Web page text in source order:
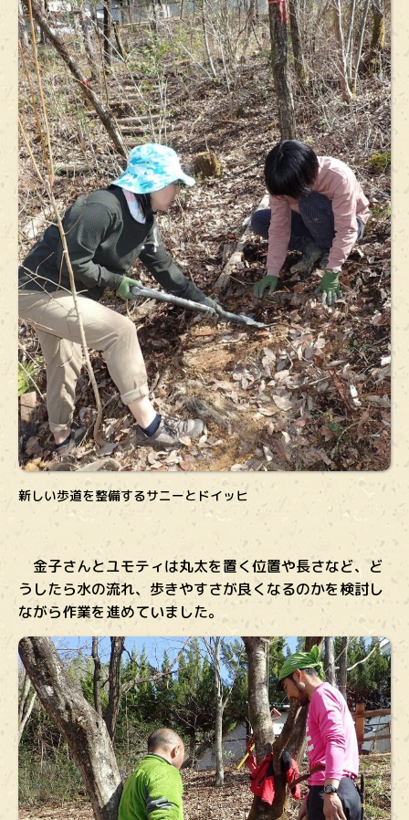
新しい歩道を整備するサニーとドイッヒ
金子さんとユモティは丸太を置く位置や長さなど、ど
うしたら水の流れ、歩きやすさが良くなるのかを検討し
ながら作業を進めていました。